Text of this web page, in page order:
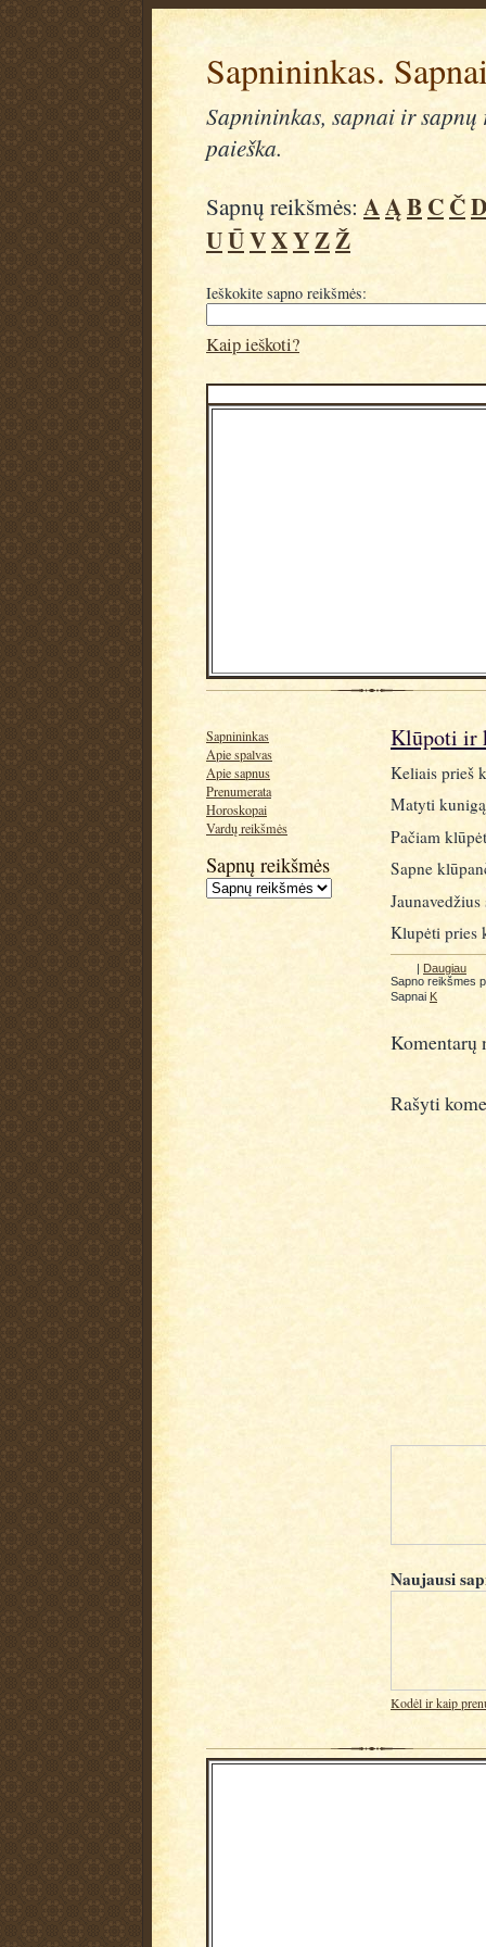
Sapnininkas.
Sapnininkas, sapnai ir
paieška.
Sapnų reikšmės: AĄBCČD
UŪVXYZŽ
Ieškokite sapno reikšmės:
Kaip ieškoti?
Sapnininkas
Apie spalvas
Apie sapnus
Prenumerata
Horoskopai
Vardų reikšmės
Sapnų reikšmės
Klūpoti ir
Keliais prieš
Matyti
Pačiam
Sapne
Klupėti pries
| Daugiau
Sapno reikšmes
Sapnai K
Komentarų
Rašyti
Naujausi
Kodėl ir kaip